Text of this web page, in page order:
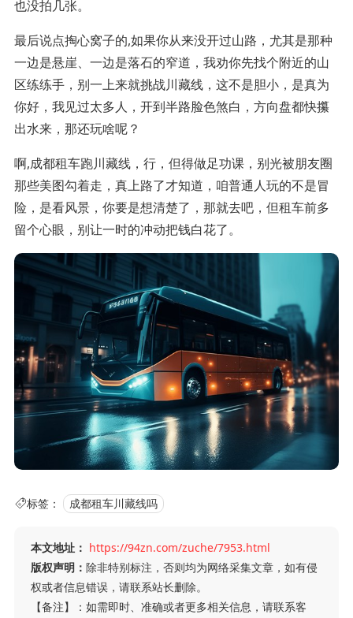
也没拍几张。
最后说点掏心窝子的,如果你从来没开过山路，尤其是那种
一边是悬崖、一边是落石的窄道，我劝你先找个附近的山
区练练手，别一上来就挑战川藏线，这不是胆小，是真为
你好，我见过太多人，开到半路脸色煞白，方向盘都快攥
出水来，那还玩啥呢？
啊,成都租车跑川藏线，行，但得做足功课，别光被朋友圈
那些美图勾着走，真上路了才知道，咱普通人玩的不是冒
险，是看风景，你要是想清楚了，那就去吧，但租车前多
留个心眼，别让一时的冲动把钱白花了。
标签： 成都租车川藏线吗
本文地址： https://94zn.com/zuche/7953.html
版权声明： 除非特别标注，否则均为网络采集文章，如有侵
权或者信息错误，请联系站长删除。
【备注】：如需即时、准确或者更多相关信息，请联系客